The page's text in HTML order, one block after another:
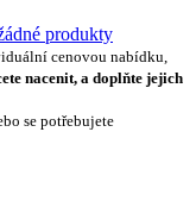
produkty
cenovou nabídku,
nacenit, a doplňte jejich
se potřebujete